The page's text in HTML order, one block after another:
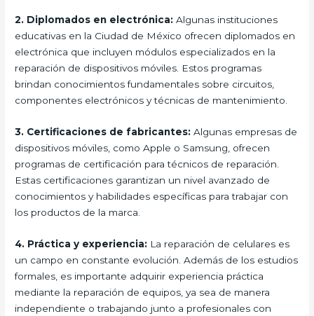
2. Diplomados en electrónica: Algunas instituciones
educativas en la Ciudad de México ofrecen diplomados en
electrónica que incluyen módulos especializados en la
reparación de dispositivos móviles. Estos programas
brindan conocimientos fundamentales sobre circuitos,
componentes electrónicos y técnicas de mantenimiento.
3. Certificaciones de fabricantes: Algunas empresas de
dispositivos móviles, como Apple o Samsung, ofrecen
programas de certificación para técnicos de reparación.
Estas certificaciones garantizan un nivel avanzado de
conocimientos y habilidades específicas para trabajar con
los productos de la marca.
4. Práctica y experiencia: La reparación de celulares es
un campo en constante evolución. Además de los estudios
formales, es importante adquirir experiencia práctica
mediante la reparación de equipos, ya sea de manera
independiente o trabajando junto a profesionales con